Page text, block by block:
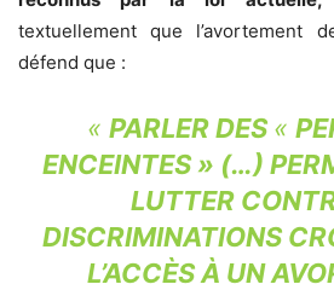
textuellement que l’avortement
défend que :
« PARLER DES «
ENCEINTES » (…)
LUTTER
DISCRIMINATIONS
L’ACCÈS À UN